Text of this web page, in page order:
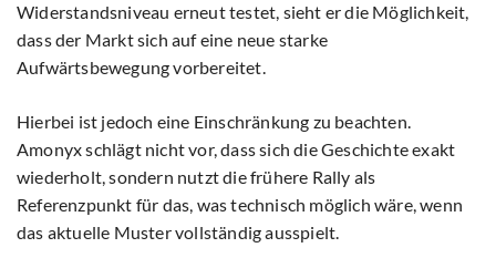
Widerstandsniveau erneut testet, sieht er die Möglichkeit,
dass der Markt sich auf eine neue starke
Aufwärtsbewegung vorbereitet.
Hierbei ist jedoch eine Einschränkung zu beachten.
Amonyx schlägt nicht vor, dass sich die Geschichte exakt
wiederholt, sondern nutzt die frühere Rally als
Referenzpunkt für das, was technisch möglich wäre, wenn
das aktuelle Muster vollständig ausspielt.